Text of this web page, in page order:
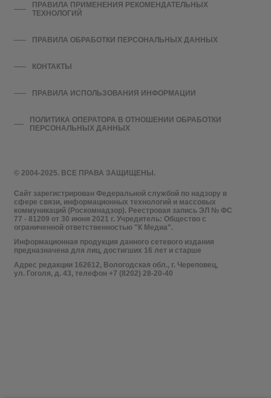
© 2004-2025. ВСЕ ПРАВА ЗАЩИЩЕНЫ.
Сайт зарегистрирован Федеральной службой по надзору в
сфере связи, информационных технологий и массовых
коммуникаций (Роскомнадзор). Реестровая запись ЭЛ № ФС
77 - 81209 от 30 июня 2021 г. Учредитель: Общество с
ограниченной ответственностью "К Медиа".
Информационная продукция данного сетевого издания
предназначена для лиц, достигших 16 лет и старше
Адрес редакции 162612, Вологодская обл., г. Череповец,
ул. Гоголя, д. 43, телефон +7 (8202) 28-20-40
ПРАВИЛА ПРИМЕНЕНИЯ РЕКОМЕНДАТЕЛЬНЫХ
ТЕХНОЛОГИЙ
ПРАВИЛА ОБРАБОТКИ ПЕРСОНАЛЬНЫХ ДАННЫХ
КОНТАКТЫ
ПРАВИЛА ИСПОЛЬЗОВАНИЯ ИНФОРМАЦИИ
ПОЛИТИКА ОПЕРАТОРА В ОТНОШЕНИИ ОБРАБОТКИ
ПЕРСОНАЛЬНЫХ ДАННЫХ